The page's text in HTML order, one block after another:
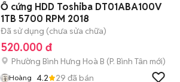
Ổ cứng HDD Toshiba DT01ABA100V
1TB 5700 RPM 2018
Đã sử dụng (chưa sửa chữa)
520.000 đ
Phường Bình Hưng Hoà B (P. Bình Tân mới)
Hoàng 4.2 29 đã bán